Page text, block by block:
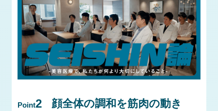
Point2
顔全体の調和を筋肉の動き